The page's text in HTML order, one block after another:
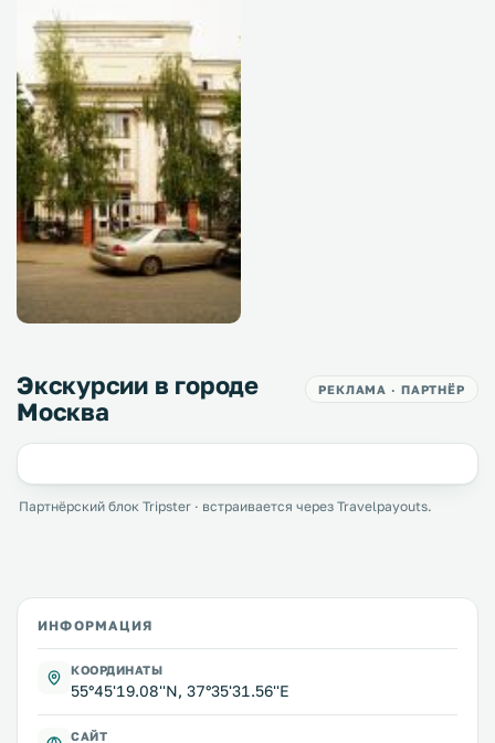
Экскурсии в городе
Москва
РЕКЛАМА · ПАРТНЁР
Партнёрский блок Tripster · встраивается через Travelpayouts.
ИНФОРМАЦИЯ
КООРДИНАТЫ
55°45'19.08''N, 37°35'31.56''E
САЙТ